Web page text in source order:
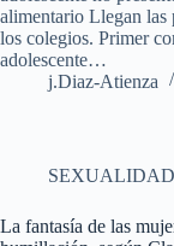
alimentario Llegan las
los colegios. Primer
adolescente…
j.Diaz-Atienza
SEXUALIDAD
La fantasía de las